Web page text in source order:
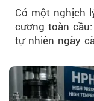
Có một nghịch
cương toàn
tự nhiên ngày